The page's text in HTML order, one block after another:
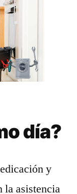
día?
y
la asistencia